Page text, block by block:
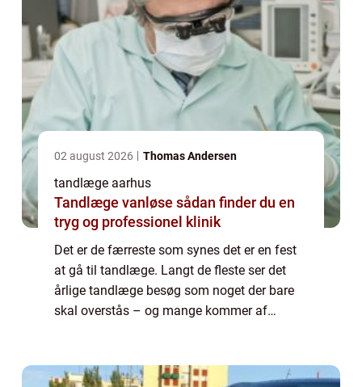
02 august 2026 Thomas Andersen
tandlæge aarhus
Tandlæge vanløse sådan finder du en
tryg og professionel klinik
Det er de færreste som synes det er en fest
at gå til tandlæge. Langt de fleste ser det
årlige tandlæge besøg som noget der bare
skal overstås – og mange kommer af